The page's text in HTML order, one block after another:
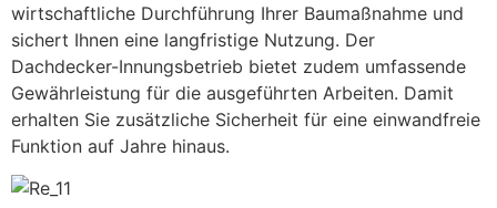
wirtschaftliche Durchführung Ihrer Baumaßnahme und
sichert Ihnen eine langfristige Nutzung. Der
Dachdecker-Innungsbetrieb bietet zudem umfassende
Gewährleistung für die ausgeführten Arbeiten. Damit
erhalten Sie zusätzliche Sicherheit für eine einwandfreie
Funktion auf Jahre hinaus.